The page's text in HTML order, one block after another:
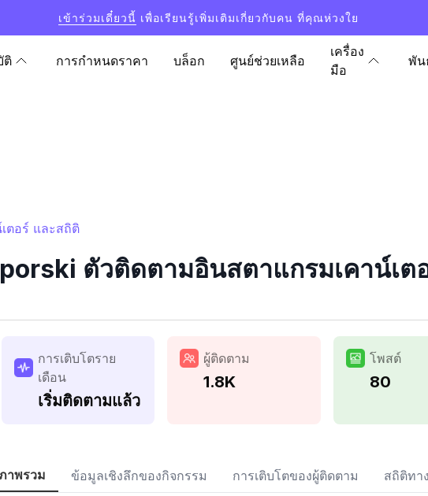
เข้าร่วมเดี๋ยวนี้ เพื่อเรียนรู้เพิ่มเติมเกี่ยวกับคน ที่คุณห่วงใย
ติ การกำหนดราคา บล็อก ศูนย์ช่วยเหลือ
เครื่อง
มือ
พัน
ตอร์ และสถิติ
ตัวติดตามอินสตาแกรมเคาน์เต
การเติบโตราย
เดือน
เริ่มติดตามแล้ว
ผู้ติดตาม
1.8K
โพสต์
80
าพรวม ข้อมูลเชิงลึกของกิจกรรม การเติบโตของผู้ติดตาม สถิติทา